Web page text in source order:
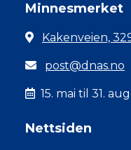
Minnesmerket
Kakenveien,
post@dnas.no
15. mai til 31.
Nettsiden